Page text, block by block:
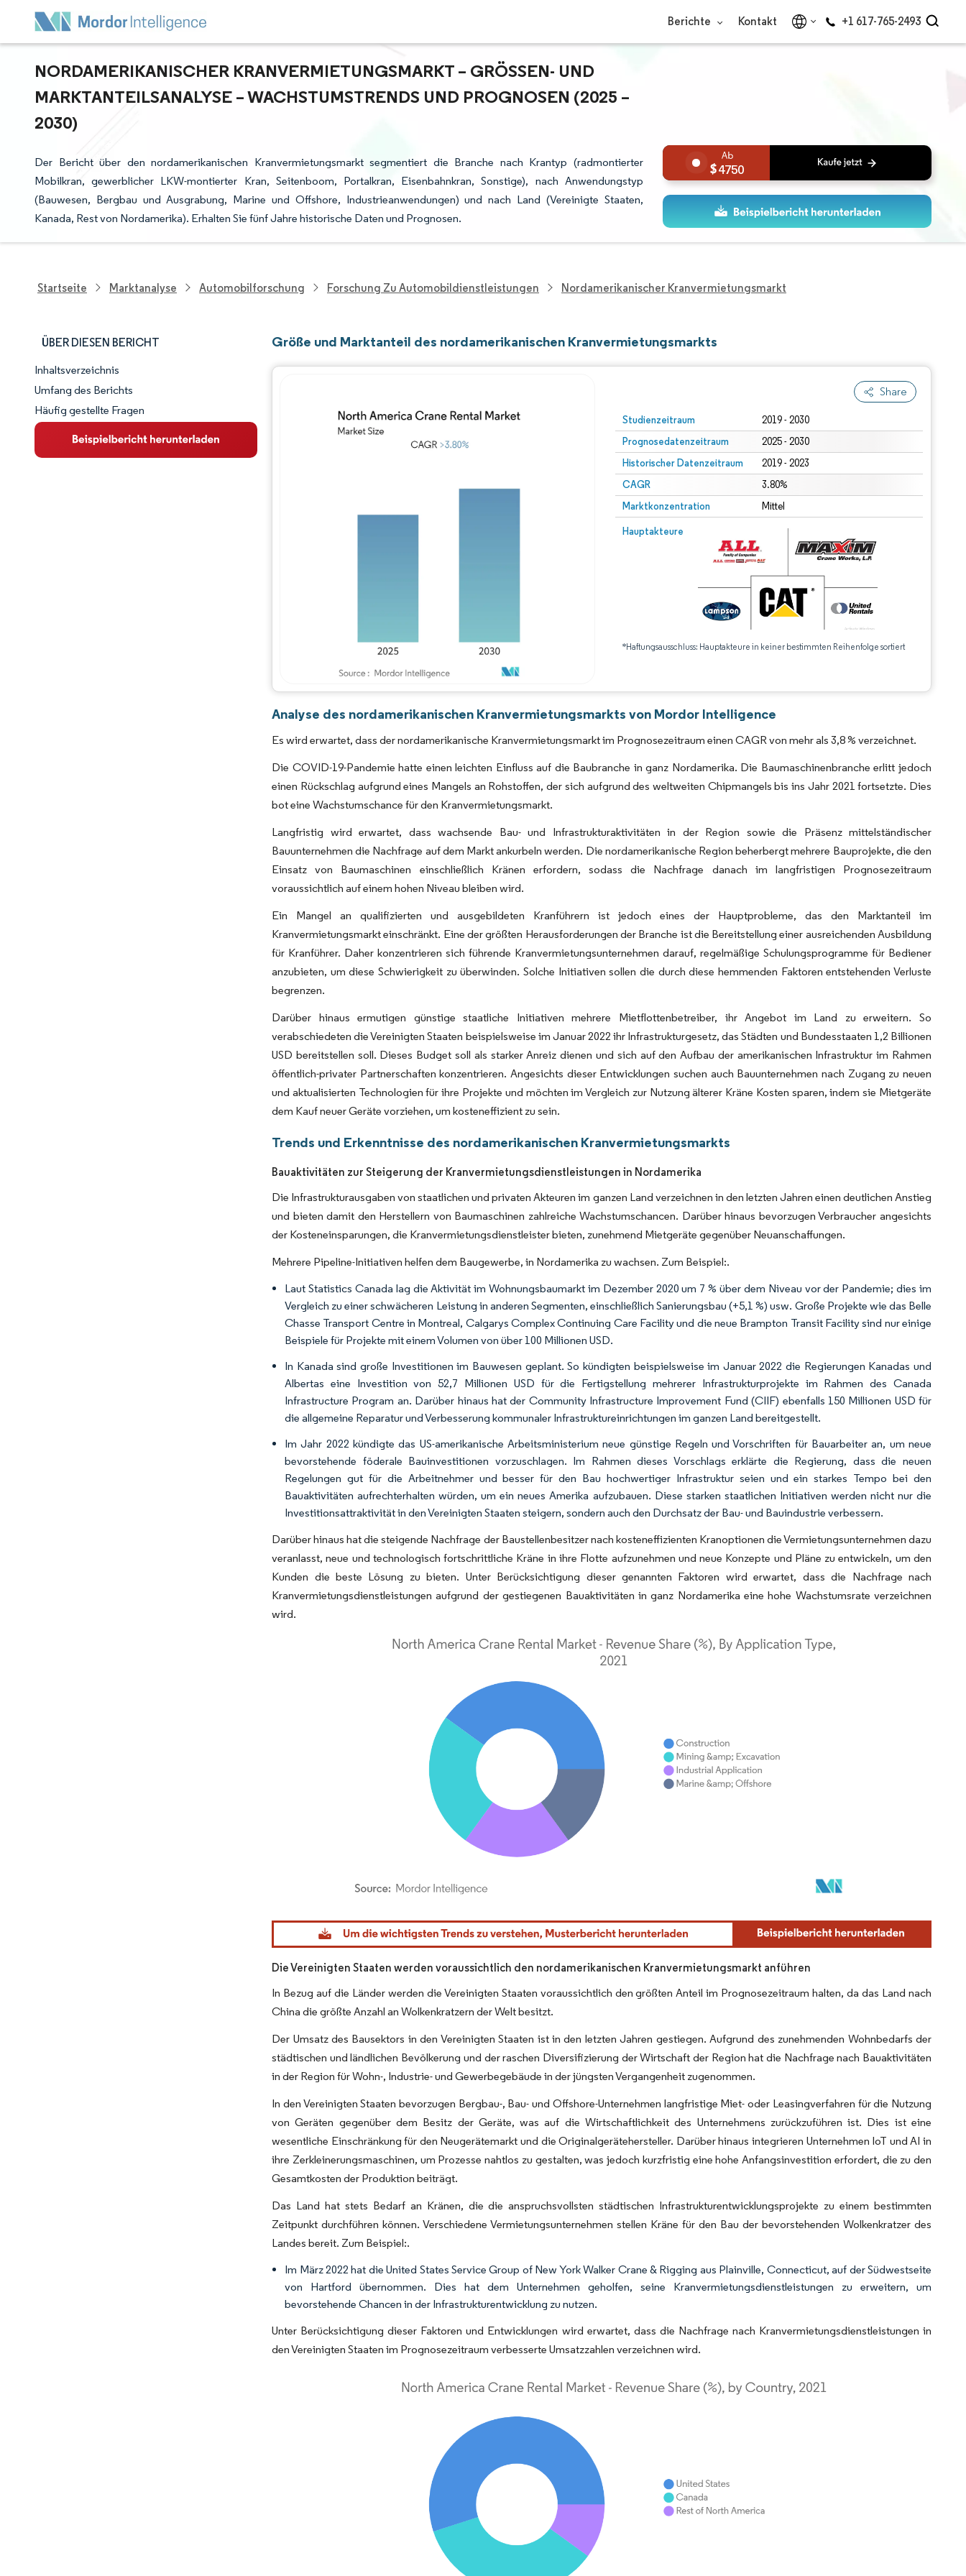
Berichte Kontakt +1 617-765-2493
NORDAMERIKANISCHER KRANVERMIETUNGSMARKT – GRÖSSEN- UND M
ARKTANTEILSANALYSE – WACHSTUMSTRENDS UND PROGNOSEN (2025 – 2
030)
Der Bericht über den nordamerikanischen Kranvermietungsmarkt segmentiert die Branche nach Krantyp (radmontierter
Mobilkran, gewerblicher LKW-montierter Kran, Seitenboom, Portalkran, Eisenbahnkran, Sonstige), nach Anwendungstyp
(Bauwesen, Bergbau und Ausgrabung, Marine und Offshore, Industrieanwendungen) und nach Land (Vereinigte Staaten,
Kanada, Rest von Nordamerika). Erhalten Sie fünf Jahre historische Daten und Prognosen.
4750
Startseite Marktanalyse Automobilforschung Forschung Zu Automobildienstleistungen Nordamerikanischer Kranvermietungsmarkt
ÜBER DIESEN BERICHT
Marktschnappschuss
Marktübersicht
Wichtige Markttrends
Inhaltsverzeichnis
Umfang des Berichts
Häufig gestellte Fragen
Größe und Marktanteil des nordamerikanischen Kranvermietungsmarkts
Share
Studienzeitraum 2019 - 2030
Prognosedatenzeitraum 2025 - 2030
Historischer Datenzeitraum 2019 - 2023
CAGR 3.80%
Marktkonzentration Mittel
Hauptakteure
*Haftungsausschluss: Hauptakteure in keiner bestimmten Reihenfolge sortiert
Analyse des nordamerikanischen Kranvermietungsmarkts von Mordor Intelligence
Es wird erwartet, dass der nordamerikanische Kranvermietungsmarkt im Prognosezeitraum einen CAGR von mehr als 3,8 % verzeichnet.
Die COVID-19-Pandemie hatte einen leichten Einfluss auf die Baubranche in ganz Nordamerika. Die Baumaschinenbranche erlitt jedoch
einen Rückschlag aufgrund eines Mangels an Rohstoffen, der sich aufgrund des weltweiten Chipmangels bis ins Jahr 2021 fortsetzte. Dies
bot eine Wachstumschance für den Kranvermietungsmarkt.
Langfristig wird erwartet, dass wachsende Bau- und Infrastrukturaktivitäten in der Region sowie die Präsenz mittelständischer
Bauunternehmen die Nachfrage auf dem Markt ankurbeln werden. Die nordamerikanische Region beherbergt mehrere Bauprojekte, die den
Einsatz von Baumaschinen einschließlich Kränen erfordern, sodass die Nachfrage danach im langfristigen Prognosezeitraum
voraussichtlich auf einem hohen Niveau bleiben wird.
Ein Mangel an qualifizierten und ausgebildeten Kranführern ist jedoch eines der Hauptprobleme, das den Marktanteil im
Kranvermietungsmarkt einschränkt. Eine der größten Herausforderungen der Branche ist die Bereitstellung einer ausreichenden Ausbildung
für Kranführer. Daher konzentrieren sich führende Kranvermietungsunternehmen darauf, regelmäßige Schulungsprogramme für Bediener
anzubieten, um diese Schwierigkeit zu überwinden. Solche Initiativen sollen die durch diese hemmenden Faktoren entstehenden Verluste
begrenzen.
Darüber hinaus ermutigen günstige staatliche Initiativen mehrere Mietflottenbetreiber, ihr Angebot im Land zu erweitern. So
verabschiedeten die Vereinigten Staaten beispielsweise im Januar 2022 ihr Infrastrukturgesetz, das Städten und Bundesstaaten 1,2 Billionen
USD bereitstellen soll. Dieses Budget soll als starker Anreiz dienen und sich auf den Aufbau der amerikanischen Infrastruktur im Rahmen
öffentlich-privater Partnerschaften konzentrieren. Angesichts dieser Entwicklungen suchen auch Bauunternehmen nach Zugang zu neuen
und aktualisierten Technologien für ihre Projekte und möchten im Vergleich zur Nutzung älterer Kräne Kosten sparen, indem sie Mietgeräte
dem Kauf neuer Geräte vorziehen, um kosteneffizient zu sein.
Trends und Erkenntnisse des nordamerikanischen Kranvermietungsmarkts
Bauaktivitäten zur Steigerung der Kranvermietungsdienstleistungen in Nordamerika
Die Infrastrukturausgaben von staatlichen und privaten Akteuren im ganzen Land verzeichnen in den letzten Jahren einen deutlichen Anstieg
und bieten damit den Herstellern von Baumaschinen zahlreiche Wachstumschancen. Darüber hinaus bevorzugen Verbraucher angesichts
der Kosteneinsparungen, die Kranvermietungsdienstleister bieten, zunehmend Mietgeräte gegenüber Neuanschaffungen.
Mehrere Pipeline-Initiativen helfen dem Baugewerbe, in Nordamerika zu wachsen. Zum Beispiel:.
Laut Statistics Canada lag die Aktivität im Wohnungsbaumarkt im Dezember 2020 um 7 % über dem Niveau vor der Pandemie; dies im
Vergleich zu einer schwächeren Leistung in anderen Segmenten, einschließlich Sanierungsbau (+5,1 %) usw. Große Projekte wie das Belle
Chasse Transport Centre in Montreal, Calgarys Complex Continuing Care Facility und die neue Brampton Transit Facility sind nur einige
Beispiele für Projekte mit einem Volumen von über 100 Millionen USD.
In Kanada sind große Investitionen im Bauwesen geplant. So kündigten beispielsweise im Januar 2022 die Regierungen Kanadas und
Albertas eine Investition von 52,7 Millionen USD für die Fertigstellung mehrerer Infrastrukturprojekte im Rahmen des Canada
Infrastructure Program an. Darüber hinaus hat der Community Infrastructure Improvement Fund (CIIF) ebenfalls 150 Millionen USD für
die allgemeine Reparatur und Verbesserung kommunaler Infrastruktureinrichtungen im ganzen Land bereitgestellt.
Im Jahr 2022 kündigte das US-amerikanische Arbeitsministerium neue günstige Regeln und Vorschriften für Bauarbeiter an, um neue
bevorstehende föderale Bauinvestitionen vorzuschlagen. Im Rahmen dieses Vorschlags erklärte die Regierung, dass die neuen
Regelungen gut für die Arbeitnehmer und besser für den Bau hochwertiger Infrastruktur seien und ein starkes Tempo bei den
Bauaktivitäten aufrechterhalten würden, um ein neues Amerika aufzubauen. Diese starken staatlichen Initiativen werden nicht nur die
Investitionsattraktivität in den Vereinigten Staaten steigern, sondern auch den Durchsatz der Bau- und Bauindustrie verbessern.
Darüber hinaus hat die steigende Nachfrage der Baustellenbesitzer nach kosteneffizienten Kranoptionen die Vermietungsunternehmen dazu
veranlasst, neue und technologisch fortschrittliche Kräne in ihre Flotte aufzunehmen und neue Konzepte und Pläne zu entwickeln, um den
Kunden die beste Lösung zu bieten. Unter Berücksichtigung dieser genannten Faktoren wird erwartet, dass die Nachfrage nach
Kranvermietungsdienstleistungen aufgrund der gestiegenen Bauaktivitäten in ganz Nordamerika eine hohe Wachstumsrate verzeichnen
wird.
Bild © Mordor Intelligence. Wiederverwendung erfordert Namensnennung gemäß CC BY 4.0.
Die Vereinigten Staaten werden voraussichtlich den nordamerikanischen Kranvermietungsmarkt anführen
In Bezug auf die Länder werden die Vereinigten Staaten voraussichtlich den größten Anteil im Prognosezeitraum halten, da das Land nach
China die größte Anzahl an Wolkenkratzern der Welt besitzt.
Der Umsatz des Bausektors in den Vereinigten Staaten ist in den letzten Jahren gestiegen. Aufgrund des zunehmenden Wohnbedarfs der
städtischen und ländlichen Bevölkerung und der raschen Diversifizierung der Wirtschaft der Region hat die Nachfrage nach Bauaktivitäten
in der Region für Wohn-, Industrie- und Gewerbegebäude in der jüngsten Vergangenheit zugenommen.
In den Vereinigten Staaten bevorzugen Bergbau-, Bau- und Offshore-Unternehmen langfristige Miet- oder Leasingverfahren für die Nutzung
von Geräten gegenüber dem Besitz der Geräte, was auf die Wirtschaftlichkeit des Unternehmens zurückzuführen ist. Dies ist eine
wesentliche Einschränkung für den Neugerätemarkt und die Originalgerätehersteller. Darüber hinaus integrieren Unternehmen IoT und AI in
ihre Zerkleinerungsmaschinen, um Prozesse nahtlos zu gestalten, was jedoch kurzfristig eine hohe Anfangsinvestition erfordert, die zu den
Gesamtkosten der Produktion beiträgt.
Das Land hat stets Bedarf an Kränen, die die anspruchsvollsten städtischen Infrastrukturentwicklungsprojekte zu einem bestimmten
Zeitpunkt durchführen können. Verschiedene Vermietungsunternehmen stellen Kräne für den Bau der bevorstehenden Wolkenkratzer des
Landes bereit. Zum Beispiel:.
Im März 2022 hat die United States Service Group of New York Walker Crane & Rigging aus Plainville, Connecticut, auf der Südwestseite
von Hartford übernommen. Dies hat dem Unternehmen geholfen, seine Kranvermietungsdienstleistungen zu erweitern, um
bevorstehende Chancen in der Infrastrukturentwicklung zu nutzen.
Unter Berücksichtigung dieser Faktoren und Entwicklungen wird erwartet, dass die Nachfrage nach Kranvermietungsdienstleistungen in
den Vereinigten Staaten im Prognosezeitraum verbesserte Umsatzzahlen verzeichnen wird.